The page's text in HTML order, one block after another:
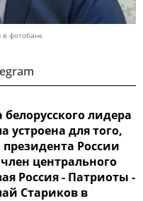
в фотобанк
лидера
устроена для того,
России
центрального
Россия - Патриоты -
Стариков в